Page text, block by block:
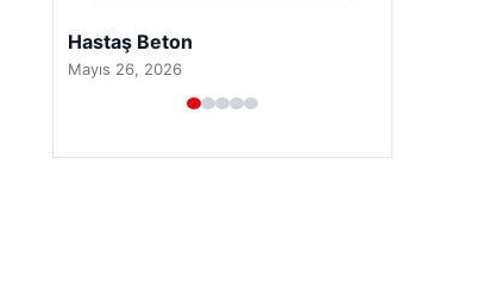
Prenses Night Club
Nisan 29, 2026